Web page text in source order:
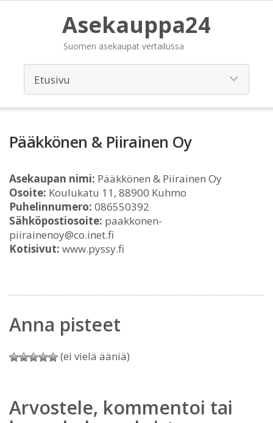
Asekauppa24
Suomen asekaupat vertailussa
Pääkkönen & Piirainen Oy
Asekaupan nimi: Pääkkönen & Piirainen Oy
Osoite: Koulukatu 11, 88900 Kuhmo
Puhelinnumero: 086550392
Sähköpostiosoite: paakkonen-
piirainenoy@co.inet.fi
Kotisivut: www.pyssy.fi
Anna pisteet
(ei vielä ääniä)
Arvostele, kommentoi tai